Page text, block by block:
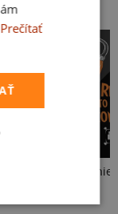
USB pripojenie
Prečítať